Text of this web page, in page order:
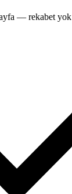
— rekabet yok